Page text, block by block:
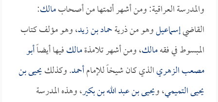
والمدرسة العراقية: ومن أشهر أئمتها من أصحابمالك:
القاضيإسماعيلوهو من ذريةحماد بن زيد، وهو مؤلف كتاب
المبسوط في فقهمالك، ومن أشهر تلامذةمالكفيها أيضاًأبو
مصعب الزهريالذي كان شيخاً للإمامأحمد. وكذلكيحيى بن
يحيى التميمي، ويحيى بن عبد الله بن بكير، وهذه المدرسة